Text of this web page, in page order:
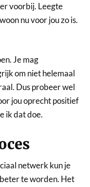
voorbij. Leegte
nu voor jou zo is.
Je mag
om niet helemaal
Dus probeer wel
jou oprecht positief
ik dat doe.
netwerk kun je
te worden. Het